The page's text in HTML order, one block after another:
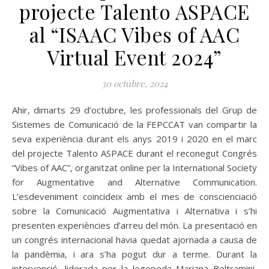
projecte Talento ASPACE
al “ISAAC Vibes of AAC
Virtual Event 2024”
30 octubre, 2024
Ahir, dimarts 29 d’octubre, les professionals del Grup de
Sistemes de Comunicació de la FEPCCAT van compartir la
seva experiència durant els anys 2019 i 2020 en el marc
del projecte Talento ASPACE durant el reconegut Congrés
“Vibes of AAC”, organitzat online per la International Society
for Augmentative and Alternative Communication.
L’esdeveniment coincideix amb el mes de conscienciació
sobre la Comunicació Augmentativa i Alternativa i s’hi
presenten experiències d’arreu del món. La presentació en
un congrés internacional havia quedat ajornada a causa de
la pandèmia, i ara s’ha pogut dur a terme. Durant la